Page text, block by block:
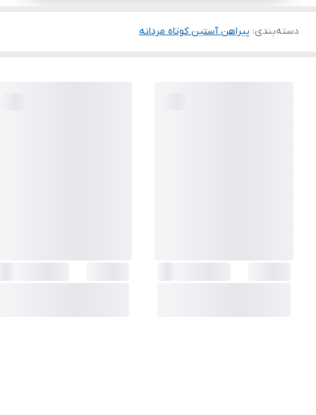
دسته‌بندی: پیراهن آستین کوتاه مردانه